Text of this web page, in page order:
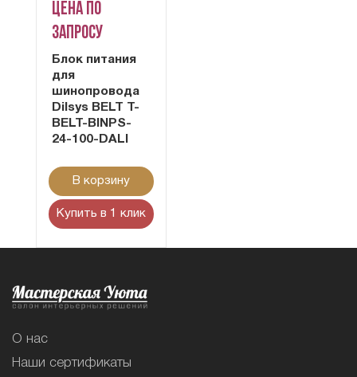
Цена по
запросу
Блок питания
для
шинопровода
Dilsys BELT T-
BELT-BINPS-
24-100-DALI
В корзину
Купить в 1 клик
О нас
Наши сертификаты